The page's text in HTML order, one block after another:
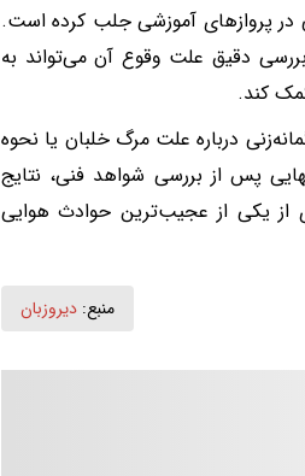
در پروازهای آموزشی جلب کرده است.
دقیق علت وقوع آن می‌تواند به
کند.
درباره علت مرگ خلبان یا نحوه
پس از بررسی شواهد فنی، نتایج
از یکی از عجیب‌ترین حوادث هوایی
منبع: دیروزبان